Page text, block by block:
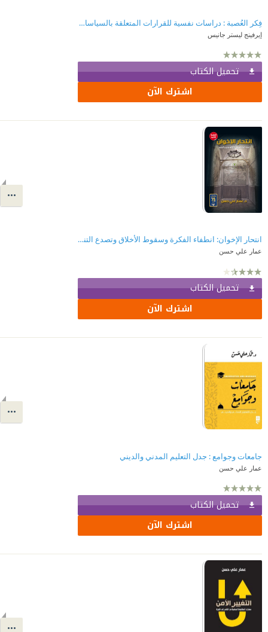
فِكر العُصبة : دراسات نفسية للقرارات المتعلقة بالسياسات والإخفاقات | GROUPTHINK
إيرفينج ليستر جانيس
تحميل الكتاب
اشترك الآن
انتحار الإخوان: انطفاء الفكرة وسقوط الأخلاق وتصدع التنظيم
عمار علي حسن
تحميل الكتاب
اشترك الآن
جامعات وجوامع : جدل التعليم المدني والديني
عمار علي حسن
تحميل الكتاب
اشترك الآن